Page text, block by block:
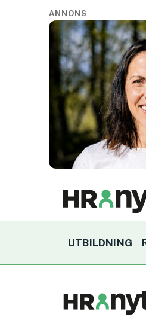
ANNONS
UTBILDNING